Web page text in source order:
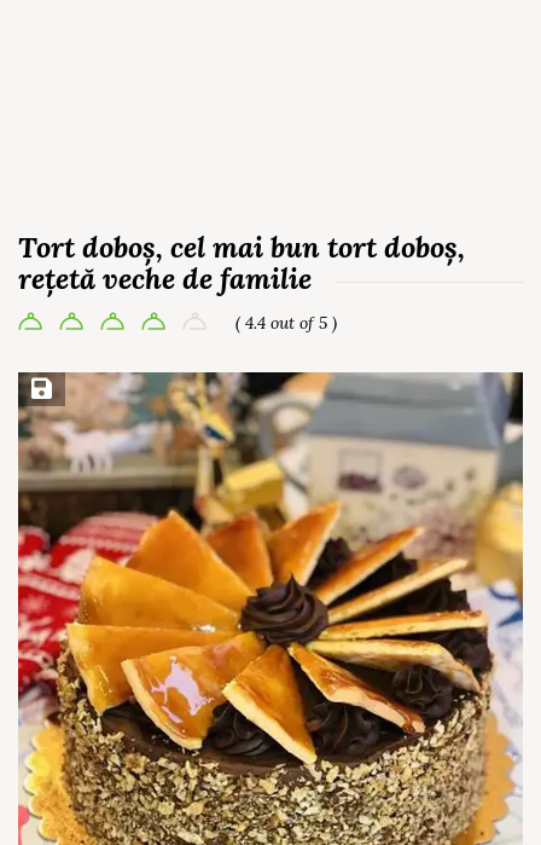
Tort doboș, cel mai bun tort doboș,
rețetă veche de familie
( 4.4 out of 5 )
Save Recipe